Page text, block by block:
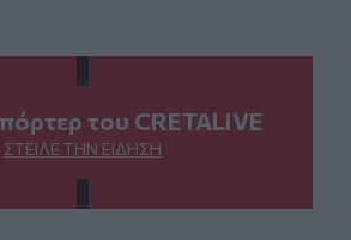
του CRETALIVE
ΣΤΕΊΛΕ ΤΗΝ ΕΊΔΗΣΗ